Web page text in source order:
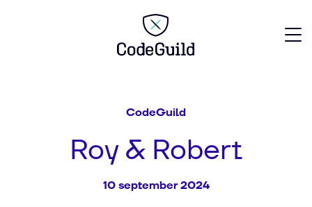
CodeGuild
Roy & Robert
10 september 2024